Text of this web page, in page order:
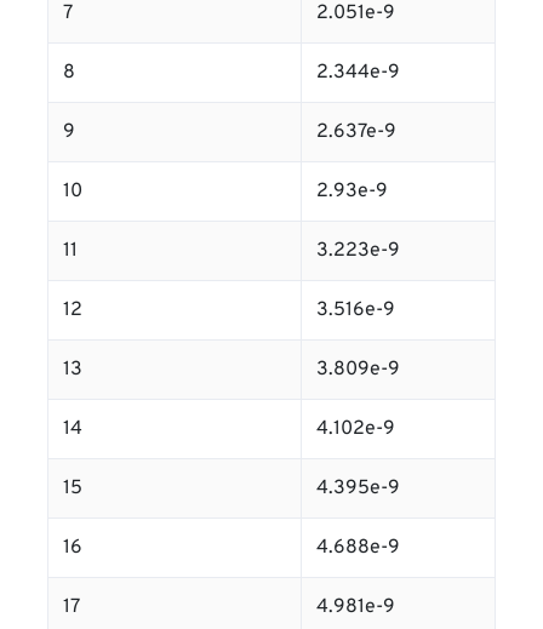
7 2.051e-9
8 2.344e-9
9 2.637e-9
10 2.93e-9
11 3.223e-9
12 3.516e-9
13 3.809e-9
14 4.102e-9
15 4.395e-9
16 4.688e-9
17 4.981e-9